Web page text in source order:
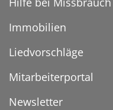
Immobilien
Liedvorschläge
Mitarbeiterportal
Newsletter